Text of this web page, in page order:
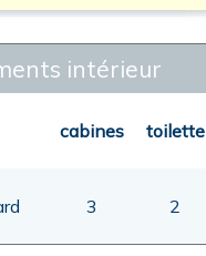
intérieur
cabines toilette
3 2